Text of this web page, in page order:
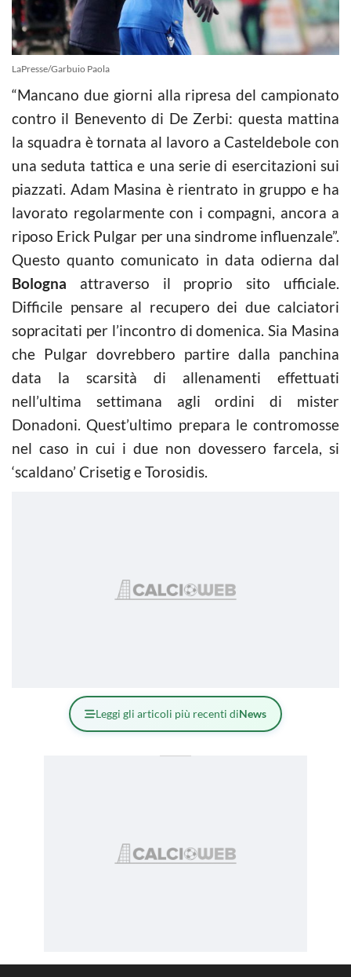
LaPresse/Garbuio Paola
“Mancano due giorni alla ripresa del campionato
contro il Benevento di De Zerbi: questa mattina
la squadra è tornata al lavoro a Casteldebole con
una seduta tattica e una serie di esercitazioni sui
piazzati. Adam Masina è rientrato in gruppo e ha
lavorato regolarmente con i compagni, ancora a
riposo Erick Pulgar per una sindrome influenzale”.
Questo quanto comunicato in data odierna dal
Bologna attraverso il proprio sito ufficiale.
Difficile pensare al recupero dei due calciatori
sopracitati per l’incontro di domenica. Sia Masina
che Pulgar dovrebbero partire dalla panchina
data la scarsità di allenamenti effettuati
nell’ultima settimana agli ordini di mister
Donadoni. Quest’ultimo prepara le contromosse
nel caso in cui i due non dovessero farcela, si
‘scaldano’ Crisetig e Torosidis.
Leggi gli articoli più recenti diNews